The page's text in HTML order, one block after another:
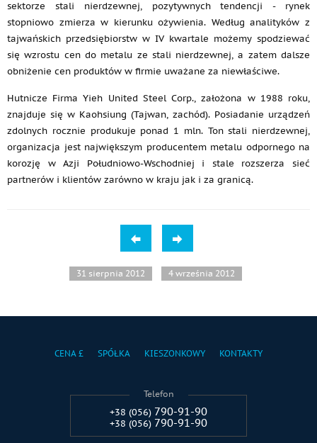
sektorze stali nierdzewnej, pozytywnych tendencji - rynek
stopniowo zmierza w kierunku ożywienia. Według analityków z
tajwańskich przedsiębiorstw w IV kwartale możemy spodziewać
się wzrostu cen do metalu ze stali nierdzewnej, a zatem dalsze
obniżenie cen produktów w firmie uważane za niewłaściwe.
Hutnicze Firma Yieh United Steel Corp., założona w 1988 roku,
znajduje się w Kaohsiung (Tajwan, zachód). Posiadanie urządzeń
zdolnych rocznie produkuje ponad 1 mln. Ton stali nierdzewnej,
organizacja jest największym producentem metalu odpornego na
korozję w Azji Południowo-Wschodniej i stale rozszerza sieć
partnerów i klientów zarówno w kraju jak i za granicą.
31 sierpnia 2012 4 września 2012
CENA £ SPÓŁKA KIESZONKOWY KONTAKTY
Telefon
+38 (056) 790-91-90
+38 (056) 790-91-90